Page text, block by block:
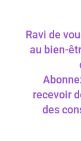
Ravi de
au bien-
recevoir
des